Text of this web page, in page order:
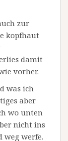
zur
kopfhaut
damit
vorher.
was ich
aber
wo unten
nicht ins
weg werfe.